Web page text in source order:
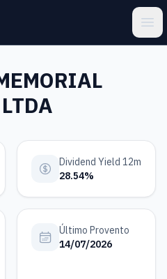
Dividend Yield 12m
28.54%
Último Provento
14/07/2026